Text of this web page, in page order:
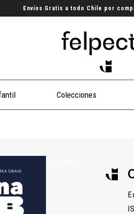
Envíos Gratis a todo Chile por
Colecciones